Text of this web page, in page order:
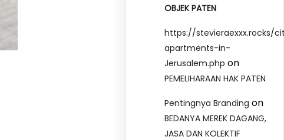
OBJEK PATEN
https://stevieraexxx.rocks/
apartments-in-
Jerusalem.php on
PEMELIHARAAN HAK PATEN
Pentingnya Branding on
BEDANYA MEREK DAGANG,
JASA DAN KOLEKTIF